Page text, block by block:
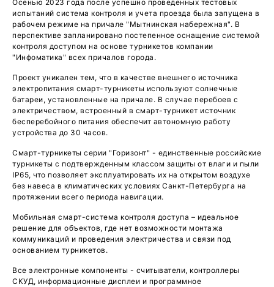
Осенью 2023 года после успешно проведенных тестовых
испытаний система контроля и учета проезда была запущена в
рабочем режиме на причале "Мытнинская набережная". В
перспективе запланировано постепенное оснащение системой
контроля доступом на основе турникетов компании
"Инфоматика" всех причалов города.
Проект уникален тем, что в качестве внешнего источника
электропитания смарт-турникеты используют солнечные
батареи, установленные на причале. В случае перебоев с
электричеством, встроенный в смарт-турникет источник
бесперебойного питания обеспечит автономную работу
устройства до 30 часов.
Смарт-турникеты серии "Горизонт" - единственные российские
турникеты с подтвержденным классом защиты от влаги и пыли
IP65, что позволяет эксплуатировать их на открытом воздухе
без навеса в климатических условиях Санкт-Петербурга на
протяжении всего периода навигации.
Мобильная смарт-система контроля доступа – идеальное
решение для объектов, где нет возможности монтажа
коммуникаций и проведения электричества и связи под
основанием турникетов.
Все электронные компоненты - считыватели, контроллеры
СКУД, информационные дисплеи и программное